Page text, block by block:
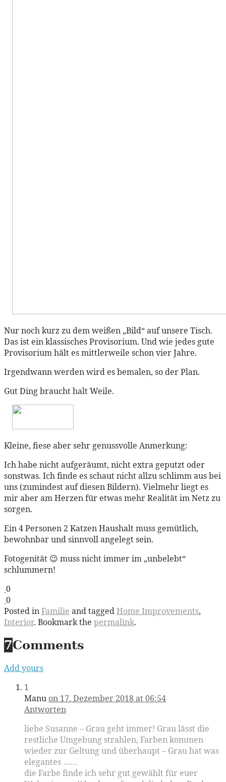
Nur noch kurz zu dem weißen „Bild“ auf unsere Tisch.
Das ist ein klassisches Provisorium. Und wie jedes gute
Provisorium hält es mittlerweile schon vier Jahre.
Irgendwann werden wird es bemalen, so der Plan.
Gut Ding braucht halt Weile.
Kleine, fiese aber sehr genussvolle Anmerkung:
Ich habe nicht aufgeräumt, nicht extra geputzt oder
sonstwas. Ich finde es schaut nicht allzu schlimm aus bei
uns (zumindest auf diesen Bildern). Vielmehr liegt es
mir aber am Herzen für etwas mehr Realität im Netz zu
sorgen.
Ein 4 Personen 2 Katzen Haushalt muss gemütlich,
bewohnbar und sinnvoll angelegt sein.
Fotogenität 😉 muss nicht immer im „unbelebt“
schlummern!
0
0
Posted inFamilie and taggedHome Improvements,
Interior. Bookmark the permalink.
7Comments
Add yours
1
Manu on 17. Dezember 2018 at 06:54
Antworten
liebe Susanne – Grau geht immer! Grau lässt die
restliche Umgebung strahlen, Farben kommen
wieder zur Geltung und überhaupt – Grau hat was
elegantes ……
die Farbe finde ich sehr gut gewählt für euer